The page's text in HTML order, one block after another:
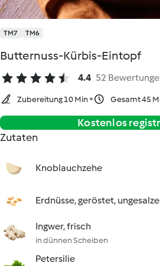
TM7 TM6
Butternuss-Kürbis-Eintopf
4.4 52
Zubereitung 10 Min Gesamt 45
Kostenlos
Zutaten
Knoblauchzehe
Erdnüsse, geröstet,
Ingwer, frisch
in dünnen Scheiben
Petersilie